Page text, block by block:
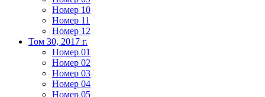
Номер 10
Номер 11
Номер 12
Том 30, 2017 г.
Номер 01
Номер 02
Номер 03
Номер 04
Номер 05